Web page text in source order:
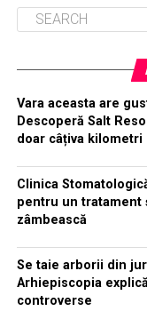
Vara aceasta are
Descoperă Salt
doar câțiva kilometri
Clinica
pentru un tratament
zâmbească
Se taie arborii din
Arhiepiscopia
controverse